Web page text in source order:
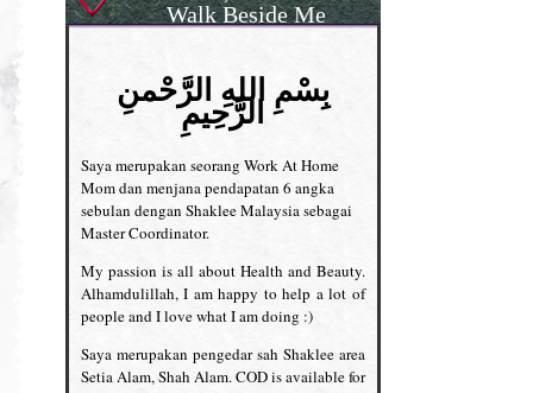
Walk Beside Me
بِسْمِ اللهِ الرَّحْمنِ
الرَّحِيمِ
Saya merupakan seorang Work At Home
Mom dan menjana pendapatan 6 angka
sebulan dengan Shaklee Malaysia sebagai
Master Coordinator.
My passion is all about Health and Beauty.
Alhamdulillah, I am happy to help a lot of
people and I love what I am doing :)
Saya merupakan pengedar sah Shaklee area
Setia Alam, Shah Alam. COD is available for